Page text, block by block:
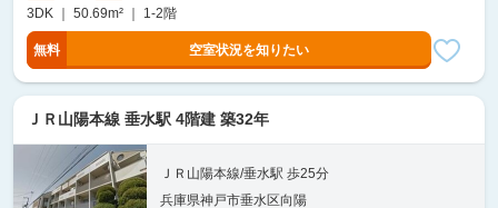
3DK ｜ 50.69m² ｜ 1-2階
無料 空室状況を知りたい
ＪＲ山陽本線 垂水駅 4階建 築32年
ＪＲ山陽本線/垂水駅 歩25分
兵庫県神戸市垂水区向陽